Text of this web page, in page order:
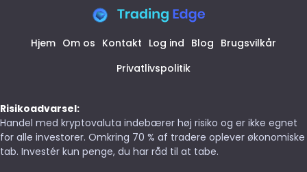
Hjem Om os Kontakt Log ind Blog Brugsvilkår
Privatlivspolitik
Risikoadvarsel:
Handel med kryptovaluta indebærer høj risiko og er ikke egnet
for alle investorer. Omkring 70 % af tradere oplever økonomiske
tab. Investér kun penge, du har råd til at tabe.